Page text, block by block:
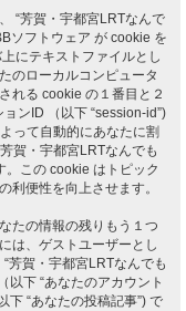
“芳賀・宇都宮LRTなんで
ソフトウェア が cookie を
にテキストファイルとし
のローカルコンピュータ
れる cookie の１番目と２
ンID （以下 “session-id”)
って自動的にあなたに割
賀・宇都宮LRTなんでも
。この cookie はトピック
利便性を向上させます。
たの情報の残りもう１つ
は、ゲストユーザーとし
芳賀・宇都宮LRTなんでも
以下 “あなたのアカウント
下 “あなたの投稿記事”) で